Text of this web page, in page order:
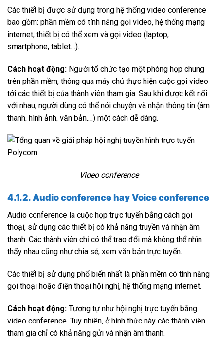
Các thiết bị được sử dụng trong hệ thống video conference
bao gồm: phần mềm có tính năng gọi video, hệ thống mạng
internet, thiết bị có thể xem và gọi video (laptop,
smartphone, tablet…).
Cách hoạt động: Người tổ chức tạo một phòng họp chung
trên phần mềm, thông qua máy chủ thực hiện cuộc gọi video
tới các thiết bị của thành viên tham gia. Sau khi được kết nối
với nhau, người dùng có thể nói chuyện và nhận thông tin (âm
thanh, hình ảnh, văn bản,…) một cách dễ dàng.
Video conference
4.1.2. Audio conference hay Voice conference
Audio conference là cuộc họp trực tuyến bằng cách gọi
thoại, sử dụng các thiết bị có khả năng truyền và nhận âm
thanh. Các thành viên chỉ có thể trao đổi mà không thể nhìn
thấy nhau cũng như chia sẻ, xem văn bản trực tuyến.
Các thiết bị sử dụng phổ biến nhất là phần mềm có tính năng
gọi thoại hoặc điện thoại hội nghị, hệ thống mạng internet.
Cách hoạt động: Tương tự như hội nghị trực tuyến bằng
video conference. Tuy nhiên, ở hình thức này các thành viên
tham gia chỉ có khả năng gửi và nhận âm thanh.